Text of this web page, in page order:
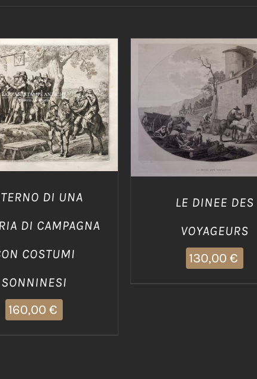
AL CARRELLO
/
DETTAGLI
DI UNA
DI CAMPAGNA
COSTUMI
SONNINESI
160,00 €
AGGIUNGI AL CARRELLO
DETTAGLI
LE DINEE DES
VOYAGEURS
130,00 €